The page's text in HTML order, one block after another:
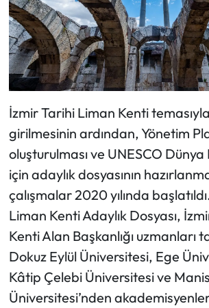
İzmir Tarihi Liman Kenti
girilmesinin ardından, Yönetim
oluşturulması ve UNESCO
için adaylık dosyasının
çalışmalar 2020 yılında
Liman Kenti Adaylık Dosyası,
Kenti Alan Başkanlığı uzmanları
Dokuz Eylül Üniversitesi, Ege
Kâtip Çelebi Üniversitesi ve
Üniversitesi’nden